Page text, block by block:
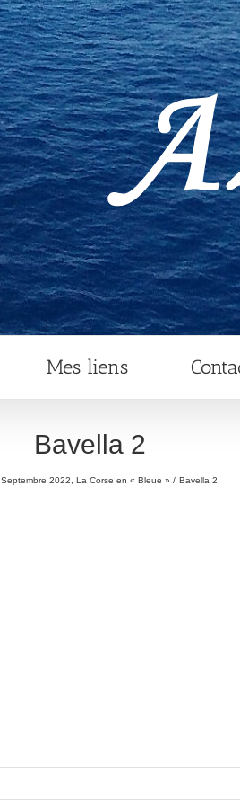
Mes liens
Bavella 2
Septembre 2022, La Corse en « Bleue » Bavella 2